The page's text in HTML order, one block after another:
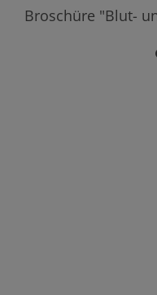
Broschüre "Blut-